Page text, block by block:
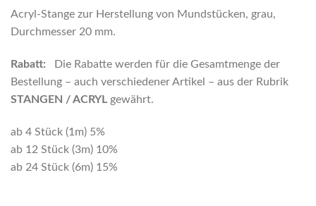
Acryl-Stange zur Herstellung von Mundstücken, grau,
Durchmesser 20 mm.
Rabatt:
Die Rabatte werden für die Gesamtmenge der
Bestellung – auch verschiedener Artikel – aus der Rubrik
STANGEN / ACRYL gewährt.
ab 4 Stück (1m) 5%
ab 12 Stück (3m) 10%
ab 24 Stück (6m) 15%